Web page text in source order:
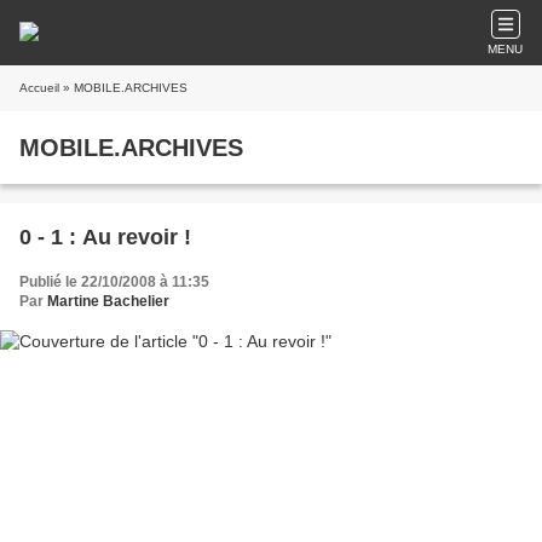
MENU
Accueil » MOBILE.ARCHIVES
MOBILE.ARCHIVES
0 - 1 : Au revoir !
Publié le 22/10/2008 à 11:35
Par Martine Bachelier